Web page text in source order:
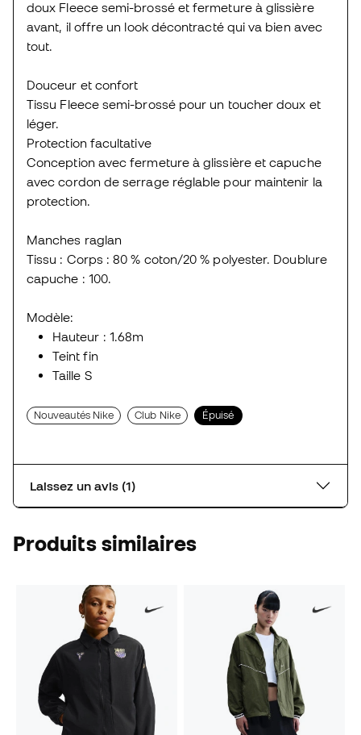
doux Fleece semi-brossé et fermeture à glissière
avant, il offre un look décontracté qui va bien avec
tout.
Douceur et confort
Tissu Fleece semi-brossé pour un toucher doux et
léger.
Protection facultative
Conception avec fermeture à glissière et capuche
avec cordon de serrage réglable pour maintenir la
protection.
Manches raglan
Tissu : Corps : 80 % coton/20 % polyester. Doublure
capuche : 100.
Modèle:
Hauteur : 1.68m
Teint fin
Taille S
Nouveautés Nike Club Nike Épuisé
Laissez un avis (1)
Produits similaires